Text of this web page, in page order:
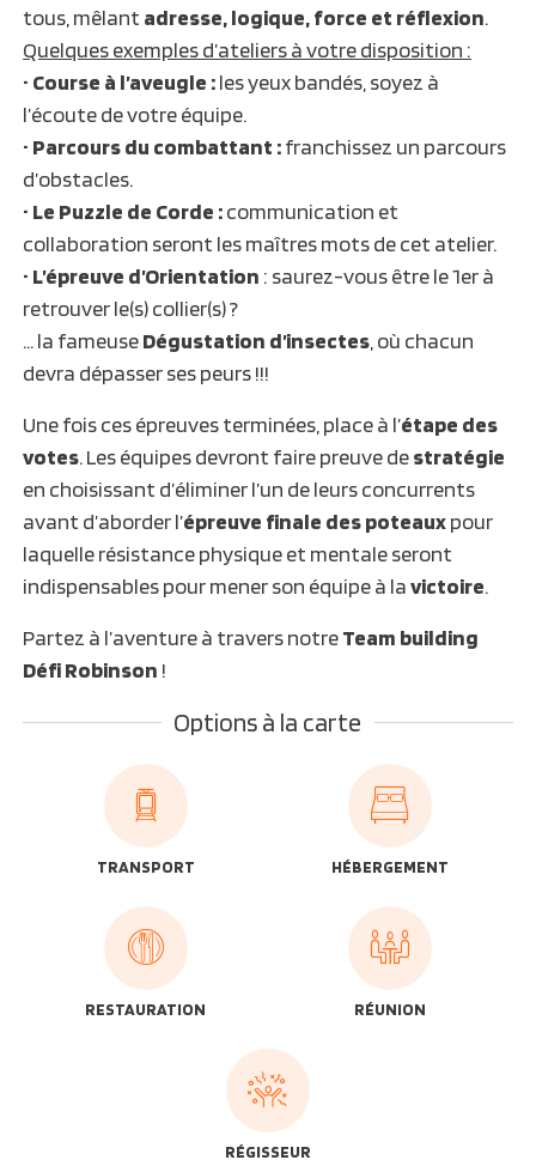
tous, mêlant adresse, logique, force et réflexion.
Quelques exemples d’ateliers à votre disposition :
• Course à l’aveugle :les yeux bandés, soyez à
l’écoute de votre équipe.
• Parcours du combattant :franchissez un parcours
d’obstacles.
• Le Puzzle de Corde :communication et
collaboration seront les maîtres mots de cet atelier.
• L’épreuve d’Orientation : saurez-vous être le 1er à
retrouver le(s) collier(s) ?
… la fameuseDégustation d’insectes , où chacun
devra dépasser ses peurs !!!
Une fois ces épreuves terminées, place à l’étape des
votes. Les équipes devront faire preuve destratégie
en choisissant d’éliminer l’un de leurs concurrents
avant d’aborder l’épreuve finale des poteauxpour
laquelle résistance physique et mentale seront
indispensables pour mener son équipe à lavictoire.
Partez à l’aventure à travers notreTeam building
Défi Robinson !
Options à la carte
TRANSPORT HÉBERGEMENT
RESTAURATION RÉUNION
RÉGISSEUR